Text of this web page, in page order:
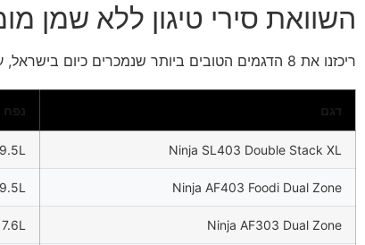
השוואת סירי טיגון ללא שמן מומלץ 2026, 8
ריכזנו את 8 הדגמים הטובים ביותר שנמכרים כיום בישראל, עם נתונים אמיתיים ומחירים מעודכנים:
דגם נפח
Ninja SL403 Double Stack XL 9.5L דו-קומתי
Ninja AF403 Foodi Dual Zone 9.5L כפול
Ninja AF303 Dual Zone 7.6L כפול